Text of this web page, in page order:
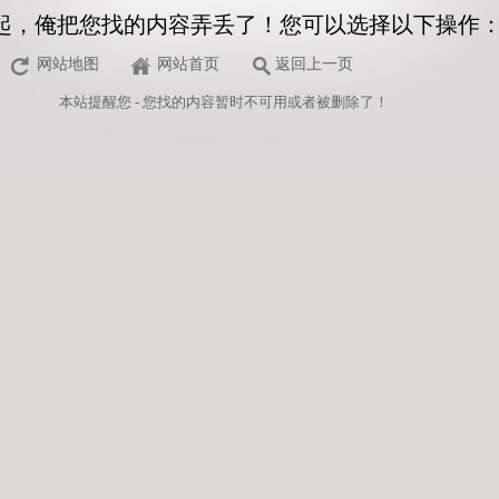
，俺把您找的内容弄丢了！您可以选择以下操作
网站地图 网站首页 返回上一页
本站提醒您 - 您找的内容暂时不可用或者被删除了！